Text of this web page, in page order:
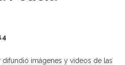
difundió imágenes y videos de las